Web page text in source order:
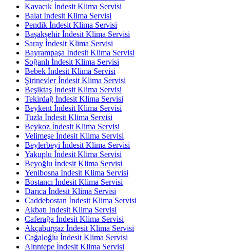
Kavacık İndesit Klima Servisi
Balat İndesit Klima Servisi
Pendik İndesit Klima Servisi
Başakşehir İndesit Klima Servisi
Saray İndesit Klima Servisi
Bayrampaşa İndesit Klima Servisi
Soğanlı İndesit Klima Servisi
Bebek İndesit Klima Servisi
Şirinevler İndesit Klima Servisi
Beşiktaş İndesit Klima Servisi
Tekirdağ İndesit Klima Servisi
Beykent İndesit Klima Servisi
Tuzla İndesit Klima Servisi
Beykoz İndesit Klima Servisi
Velimeşe İndesit Klima Servisi
Beylerbeyi İndesit Klima Servisi
Yakuplu İndesit Klima Servisi
Beyoğlu İndesit Klima Servisi
Yenibosna İndesit Klima Servisi
Bostancı İndesit Klima Servisi
Darıca İndesit Klima Servisi
Caddebostan İndesit Klima Servisi
Akbatı İndesit Klima Servisi
Caferağa İndesit Klima Servisi
Akçaburgaz İndesit Klima Servisi
Cağaloğlu İndesit Klima Servisi
Altıntepe İndesit Klima Servisi